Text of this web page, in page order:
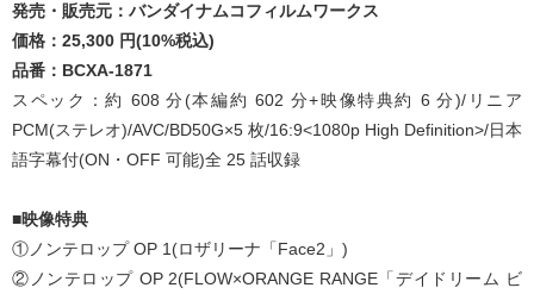
発売・販売元：バンダイナムコフィルムワークス
価格：25,300 円(10%税込)
品番：BCXA-1871
スペック：約 608 分(本編約 602 分+映像特典約 6 分)/リニア
PCM(ステレオ)/AVC/BD50G×5 枚/16:9<1080p High Definition>/日本
語字幕付(ON・OFF 可能)全 25 話収録
■映像特典
①ノンテロップ OP 1(ロザリーナ「Face2」)
②ノンテロップ OP 2(FLOW×ORANGE RANGE「デイドリーム ビ